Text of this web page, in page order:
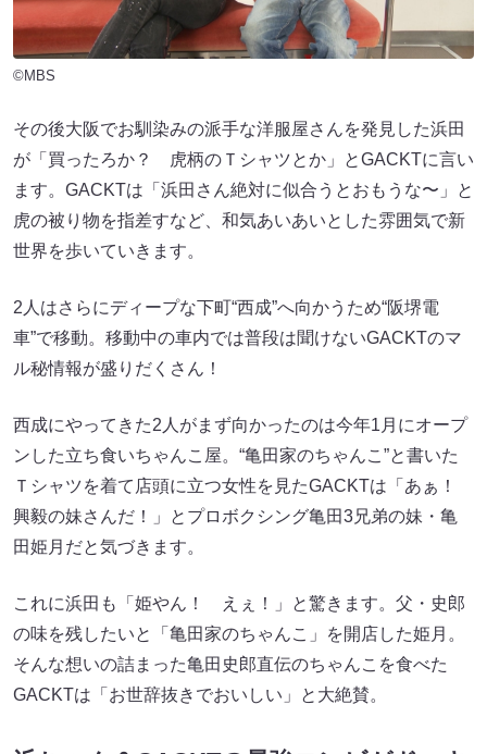
©MBS
その後大阪でお馴染みの派手な洋服屋さんを発見した浜田
が「買ったろか？ 虎柄のＴシャツとか」とGACKTに言い
ます。GACKTは「浜田さん絶対に似合うとおもうな〜」と
虎の被り物を指差すなど、和気あいあいとした雰囲気で新
世界を歩いていきます。
2人はさらにディープな下町“西成”へ向かうため“阪堺電
車”で移動。移動中の車内では普段は聞けないGACKTのマ
ル秘情報が盛りだくさん！
西成にやってきた2人がまず向かったのは今年1月にオープ
ンした立ち食いちゃんこ屋。“亀田家のちゃんこ”と書いた
Ｔシャツを着て店頭に立つ女性を見たGACKTは「あぁ！
興毅の妹さんだ！」とプロボクシング亀田3兄弟の妹・亀
田姫月だと気づきます。
これに浜田も「姫やん！ えぇ！」と驚きます。父・史郎
の味を残したいと「亀田家のちゃんこ」を開店した姫月。
そんな想いの詰まった亀田史郎直伝のちゃんこを食べた
GACKTは「お世辞抜きでおいしい」と大絶賛。